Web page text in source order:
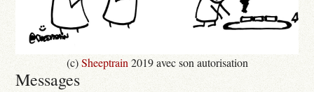
(c)Sheeptrain 2019 avec son autorisation
Messages